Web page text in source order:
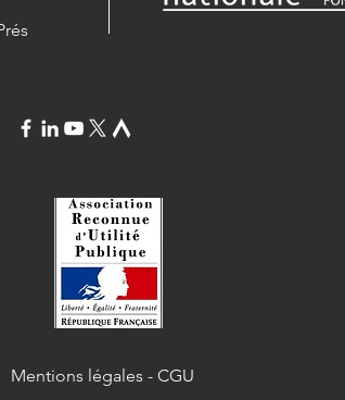
Mentions légales - CGU